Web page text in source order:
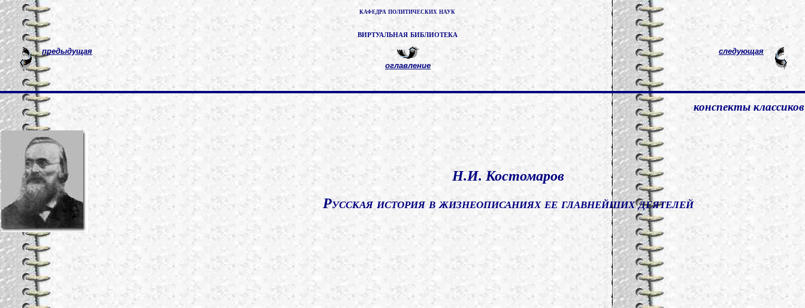
кафедра политических наук
виртуальная библиотека
предыдущая
следующая
оглавление
конспекты классиков
Н.И. Костомаров
Русская история в жизнеописаниях ее главнейших деятелей